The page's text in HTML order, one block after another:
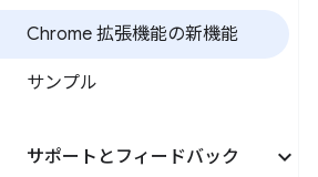
Chrome 拡張機能の新機能
サンプル
サポートとフィードバック